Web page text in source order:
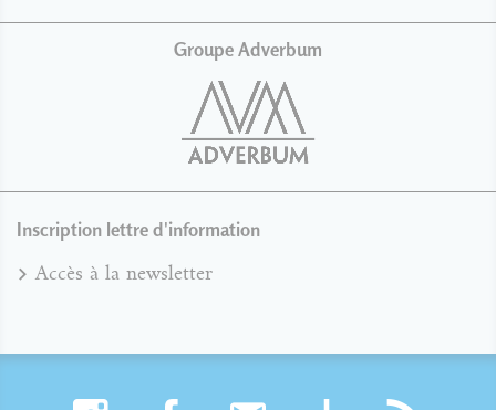
Groupe Adverbum
Inscription lettre d'information
Accès à la newsletter